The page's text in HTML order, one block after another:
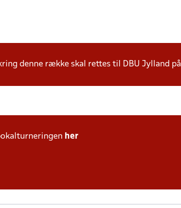
denne række skal rettes til DBU Jylland på
her